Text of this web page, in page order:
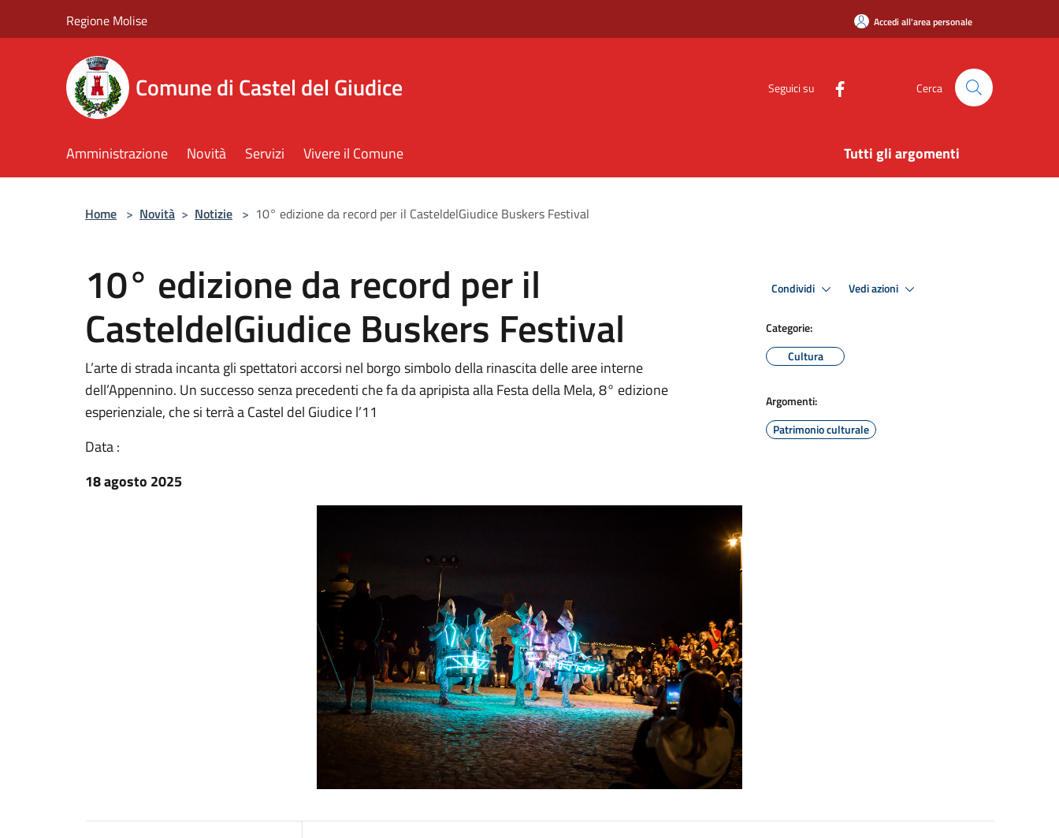
Regione Molise Accedi all'area personale
Comune di Castel del Giudice Seguici su Cerca
Amministrazione Novità Servizi Vivere il Comune Tutti gli argomenti
Home > Novità > Notizie > 10° edizione da record per il CasteldelGiudice Buskers Festival
10° edizione da record per il
CasteldelGiudice Buskers Festival
L’arte di strada incanta gli spettatori accorsi nel borgo simbolo della rinascita delle aree interne
dell’Appennino. Un successo senza precedenti che fa da apripista alla Festa della Mela, 8° edizione
esperienziale, che si terrà a Castel del Giudice l’11
Data :
18 agosto 2025
Condividi Vedi azioni
Categorie:
Cultura
Argomenti:
Patrimonio culturale